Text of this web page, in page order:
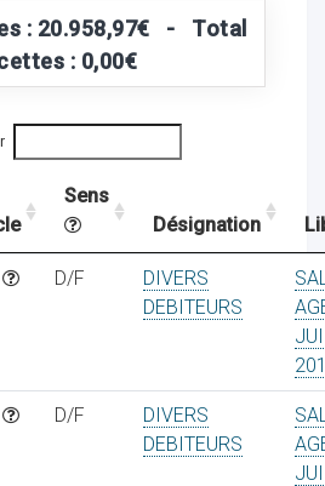
: 20.958,97€ - Total
: 0,00€
Sens
Désignation
D/F
DIVERS
DEBITEURS
D/F
DIVERS
DEBITEURS